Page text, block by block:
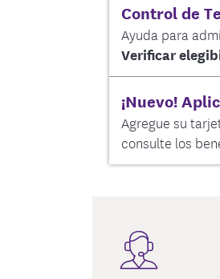
Control de
Ayuda para
Verificar
¡Nuevo!
Agregue su
consulte los